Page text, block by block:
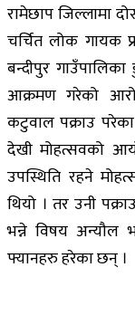
रामेछाप जिल्लामा
चर्चित लोक गायक
बन्दीपुर
आक्रमण गरेको
कटुवाल पक्राउ
देखी मोहत्सवको
उपस्थिति रहने
थियो । तर उनी
भन्ने विषय अन्यौल
फ्यानहरु हरेका छन् ।